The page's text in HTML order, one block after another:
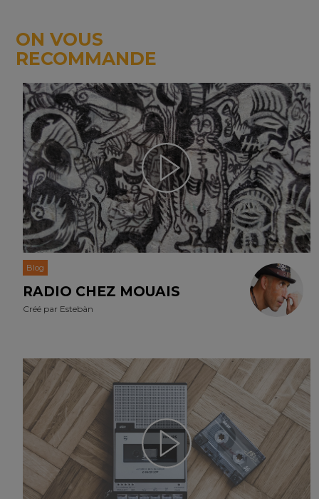
ON VOUS
RECOMMANDE
Blog
RADIO CHEZ MOUAIS
Créé par Estebàn